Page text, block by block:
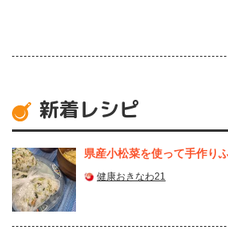
新着レシピ
県産⼩松菜を使って⼿作り
健康おきなわ21